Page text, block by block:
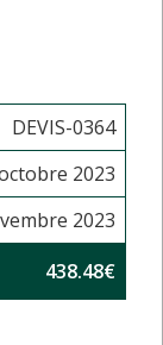
DEVIS-0364
2023
2023
438.48€